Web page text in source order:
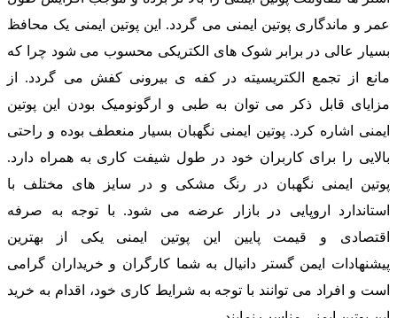
عمر و ماندگاری پوتین ایمنی می گردد. این پوتین ایمنی یک محافظ
بسیار عالی در برابر شوک های الکتریکی محسوب می شود چرا که
مانع از تجمع الکتریسیته در کفه ی بیرونی کفش می گردد. از
مزایای قابل ذکر می توان به طبی و ارگونومیک بودن این پوتین
ایمنی اشاره کرد. پوتین ایمنی نگهبان بسیار منعطف بوده و راحتی
بالایی را برای کاربران خود در طول شیفت کاری به همراه دارد.
پوتین ایمنی نگهبان در رنگ مشکی و در سایز های مختلف با
استاندارد اروپایی در بازار عرضه می شود. با توجه به صرفه
اقتصادی و قیمت پایین این پوتین ایمنی یکی از بهترین
پیشنهادات ایمن گستر دانیال به شما کارگران و خریداران گرامی
است و افراد می توانند با توجه به شرایط کاری خود، اقدام به خرید